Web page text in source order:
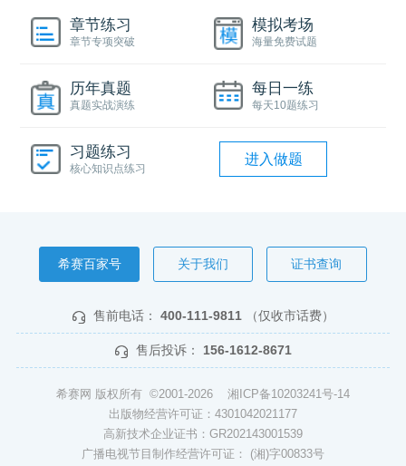
章节练习
章节专项突破
模拟考场
海量免费试题
历年真题
真题实战演练
每日一练
每天10题练习
习题练习
核心知识点练习
进入做题
希赛百家号 关于我们 证书查询
售前电话： 400-111-9811 （仅收市话费）
售后投诉： 156-1612-8671
希赛网 版权所有 ©2001-2026 湘ICP备10203241号-14
出版物经营许可证：4301042021177
高新技术企业证书：GR202143001539
广播电视节目制作经营许可证： (湘)字00833号